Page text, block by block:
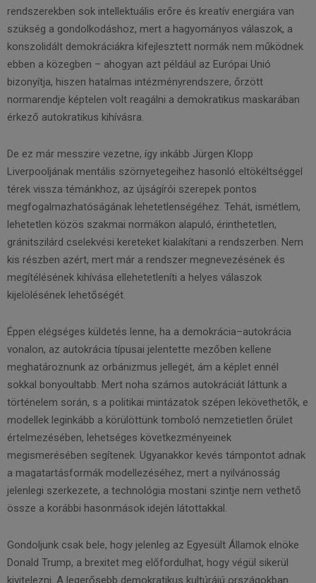
rendszerekben sok intellektuális erőre és kreatív energiára van
szükség a gondolkodáshoz, mert a hagyományos válaszok, a
konszolidált demokráciákra kifejlesztett normák nem működnek
ebben a közegben – ahogyan azt például az Európai Unió
bizonyítja, hiszen hatalmas intézményrendszere, őrzött
normarendje képtelen volt reagálni a demokratikus maskarában
érkező autokratikus kihívásra.
De ez már messzire vezetne, így inkább Jürgen Klopp
Liverpooljának mentális szörnyetegeihez hasonló eltökéltséggel
térek vissza témánkhoz, az újságírói szerepek pontos
megfogalmazhatóságának lehetetlenségéhez. Tehát, ismétlem,
lehetetlen közös szakmai normákon alapuló, érinthetetlen,
gránitszilárd cselekvési kereteket kialakítani a rendszerben. Nem
kis részben azért, mert már a rendszer megnevezésének és
megítélésének kihívása ellehetetleníti a helyes válaszok
kijelölésének lehetőségét.
Éppen elégséges küldetés lenne, ha a demokrácia–autokrácia
vonalon, az autokrácia típusai jelentette mezőben kellene
meghatároznunk az orbánizmus jellegét, ám a képlet ennél
sokkal bonyoultabb. Mert noha számos autokráciát láttunk a
történelem során, s a politikai mintázatok szépen lekövethetők, e
modellek leginkább a körülöttünk tomboló nemzetietlen őrület
értelmezésében, lehetséges következményeinek
megismerésében segítenek. Ugyanakkor kevés támpontot adnak
a magatartásformák modellezéséhez, mert a nyilvánosság
jelenlegi szerkezete, a technológia mostani szintje nem vethető
össze a korábbi hasonmások idején látottakkal.
Gondoljunk csak bele, hogy jelenleg az Egyesült Államok elnöke
Donald Trump, a brexitet meg előfordulhat, hogy végül sikerül
kivitelezni. A legerősebb demokratikus kultúrájú országokban